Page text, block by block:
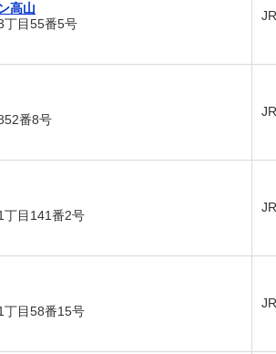
高山
丁目55番5号
番8号
丁目141番2号
丁目58番15号